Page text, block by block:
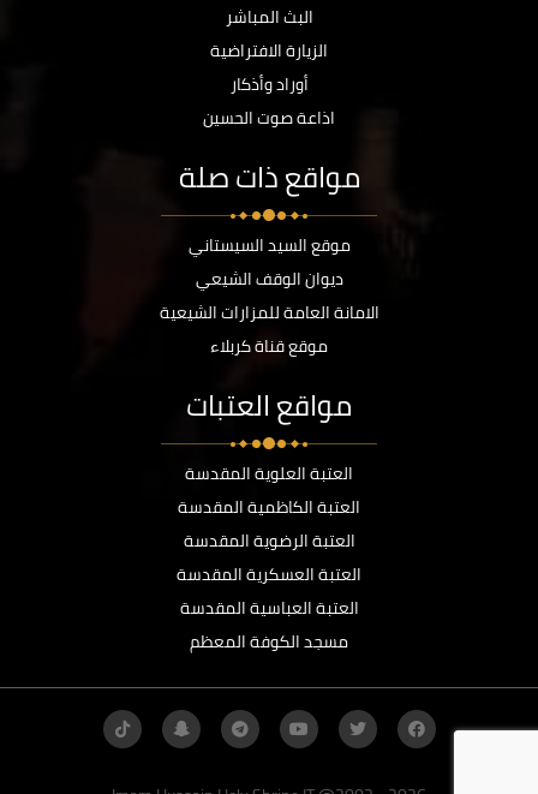
البث المباشر
الزيارة الافتراضية
أوراد وأذكار
اذاعة صوت الحسين
مواقع ذات صلة
موقع السيد السيستاني
ديوان الوقف الشيعي
الامانة العامة للمزارات الشيعية
موقع قناة كربلاء
مواقع العتبات
العتبة العلوية المقدسة
العتبة الكاظمية المقدسة
العتبة الرضوية المقدسة
العتبة العسكرية المقدسة
العتبة العباسية المقدسة
مسجد الكوفة المعظم